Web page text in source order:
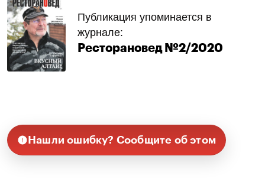
Публикация упоминается в
журнале:
Ресторановед №2/2020
Нашли ошибку? Сообщите об этом